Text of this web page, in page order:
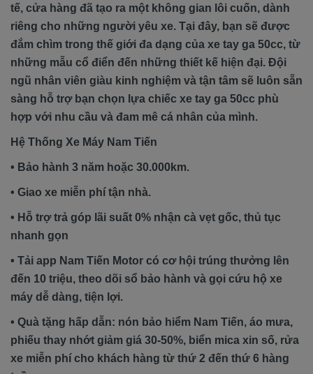
tế, cửa hàng đã tạo ra một không gian lôi cuốn, dành
riêng cho những người yêu xe. Tại đây, bạn sẽ được
đắm chìm trong thế giới đa dạng của xe tay ga 50cc, từ
những mẫu cổ điển đến những thiết kế hiện đại. Đội
ngũ nhân viên giàu kinh nghiệm và tận tâm sẽ luôn sẵn
sàng hỗ trợ bạn chọn lựa chiếc xe tay ga 50cc phù
hợp với nhu cầu và đam mê cá nhân của mình.
Hệ Thống Xe Máy Nam Tiến
• Bảo hành 3 năm hoặc 30.000km.
• Giao xe miễn phí tận nhà.
• Hỗ trợ trả góp lãi suất 0% nhận cà vẹt gốc, thủ tục
nhanh gọn
• Tải app Nam Tiến Motor có cơ hội trúng thưởng lên
đến 10 triệu, theo dõi sổ bảo hành và gọi cứu hộ xe
máy dễ dàng, tiện lợi.
• Quà tặng hấp dẫn: nón bảo hiểm Nam Tiến, áo mưa,
phiếu thay nhớt giảm giá 30-50%, biển mica xin số, rửa
xe miễn phí cho khách hàng từ thứ 2 đến thứ 6 hàng